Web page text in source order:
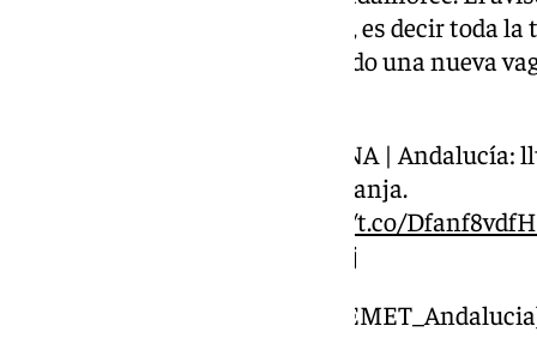
entre las 18.00 y las 23.59 horas, es decir toda
noche con la provincia esperando una nueva
04/11 11:24 AVISOS MAÑANA |
Nivel máximo de aviso: naranja.
https://t.co/Dfanf8vdfH
pic.twitter.com/IrApTpb9zj
— AEMET_Andalucía